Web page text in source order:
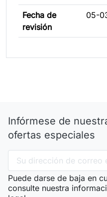
Fecha de
revisión
05-
Infórmese de
ofertas especiales
Puede darse de baja en
consulte nuestra